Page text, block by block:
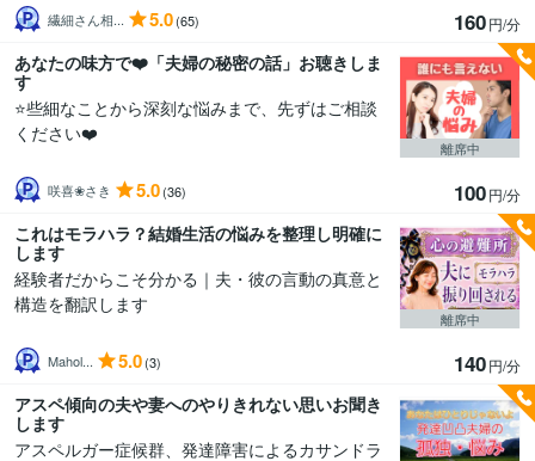
繊細さん相... 5.0(65) 160円/分
あなたの味方で❤️「夫婦の秘密の話」お聴きしま
す
⭐些細なことから深刻な悩みまで、先ずはご相談
ください❤️
咲喜❀さき 5.0(36) 100円/分
離席中
これはモラハラ？結婚生活の悩みを整理し明確に
します
経験者だからこそ分かる｜夫・彼の言動の真意と
構造を翻訳します
Mahol... 5.0(3) 140円/分
離席中
アスペ傾向の夫や妻へのやりきれない思いお聞き
します
アスペルガー症候群、発達障害によるカサンドラ